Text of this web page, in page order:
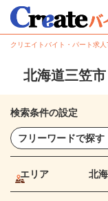
クリエイトバイト・パート求人
北海道三笠
検索条件の設定
エリア 北